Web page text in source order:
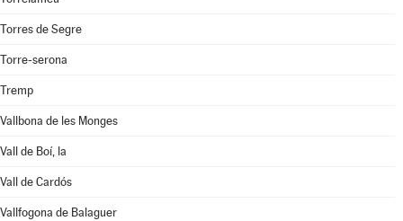
Torres de Segre
Torre-serona
Tremp
Vallbona de les Monges
Vall de Boí, la
Vall de Cardós
Vallfogona de Balaguer